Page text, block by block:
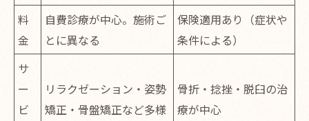
料
金
自費診療が中心。施術ご
とに異なる
保険適用あり（症状や
条件による）
サ
ー
ビ
リラクゼーション・姿勢
矯正・骨盤矯正など多様
骨折・捻挫・脱臼の治
療が中心